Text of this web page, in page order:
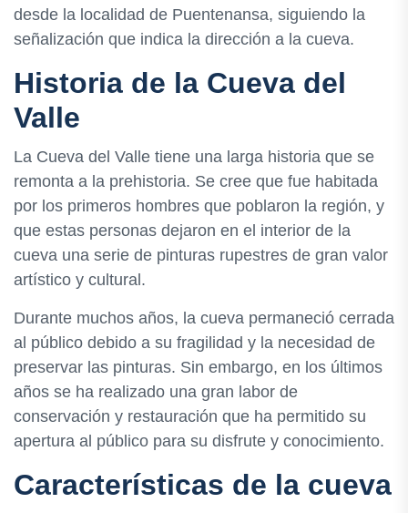
desde la localidad de Puentenansa, siguiendo la
señalización que indica la dirección a la cueva.
Historia de la Cueva del
Valle
La Cueva del Valle tiene una larga historia que se
remonta a la prehistoria. Se cree que fue habitada
por los primeros hombres que poblaron la región, y
que estas personas dejaron en el interior de la
cueva una serie de pinturas rupestres de gran valor
artístico y cultural.
Durante muchos años, la cueva permaneció cerrada
al público debido a su fragilidad y la necesidad de
preservar las pinturas. Sin embargo, en los últimos
años se ha realizado una gran labor de
conservación y restauración que ha permitido su
apertura al público para su disfrute y conocimiento.
Características de la cueva